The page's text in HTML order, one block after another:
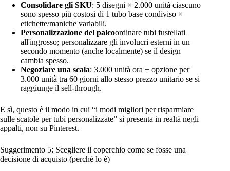
Consolidare gli SKU: 5 disegni × 2.000 unità ciascuno
sono spesso più costosi di 1 tubo base condiviso ×
etichette/maniche variabili.
Personalizzazione del palcoordinare tubi fustellati
all'ingrosso; personalizzare gli involucri esterni in un
secondo momento (anche localmente) se il design
cambia spesso.
Negoziare una scala: 3.000 unità ora + opzione per
3.000 unità tra 60 giorni allo stesso prezzo unitario se si
raggiunge il sell-through.
E sì, questo è il modo in cui “i modi migliori per risparmiare
sulle scatole per tubi personalizzate” si presenta in realtà negli
appalti, non su Pinterest.
Suggerimento 5: Scegliere il coperchio come se fosse una
decisione di acquisto (perché lo è)